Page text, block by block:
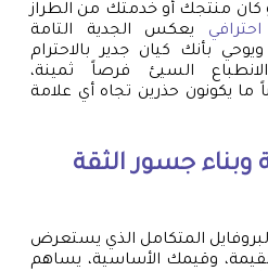
كان منتجك أو خدمتك من الطراز
يعكس الجدية التامة
ويوحي بأنك كيان جدير بالاحترام
السيئ فرصاً ثمينة،
ما يكونون حذرين تجاه أي علامة
وبناء جسور الثقة
المتكامل الذي يستعرض
القيمة، وقيمك الأساسية، يساهم